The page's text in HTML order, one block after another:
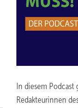
In diesem Podcast
Redakteurinnen